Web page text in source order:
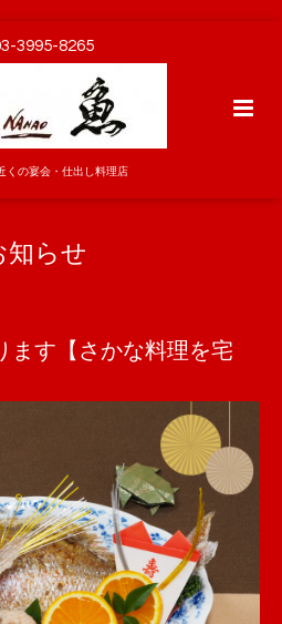
3995-8265
くの宴会・仕出し料理店
知らせ
ます【さかな料理を宅